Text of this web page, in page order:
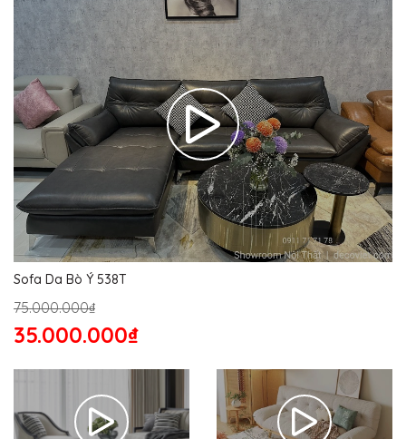
Sofa Da Bò Ý 538T
75.000.000₫
35.000.000₫